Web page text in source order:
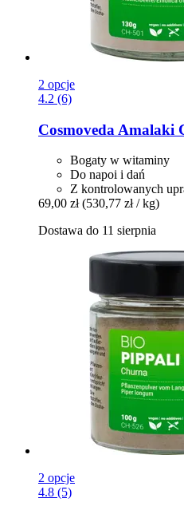
2 opcje
4.2 (6)
Cosmoveda Amalaki
Bogaty w witaminy
Do napoi i dań
Z kontrolowanych
69,00 zł (530,77 zł / kg)
Dostawa do 11 sierpnia
2 opcje
4.8 (5)